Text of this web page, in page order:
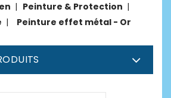
Peinture & Protection
Peinture effet métal - Or